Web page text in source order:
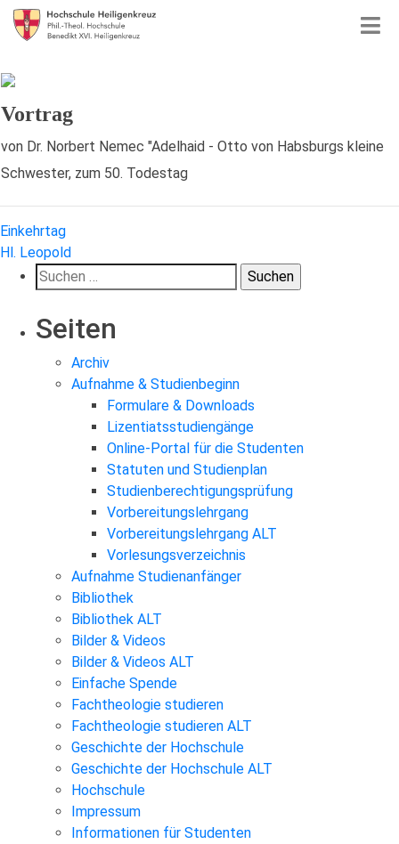
Vortrag
von Dr. Norbert Nemec "Adelhaid - Otto von Habsburgs kleine
Schwester, zum 50. Todestag
Beitragsnavigation
Einkehrtag
Hl. Leopold
Suchen
nach:
Seiten
Archiv
Aufnahme & Studienbeginn
Formulare & Downloads
Lizentiatsstudiengänge
Online-Portal für die Studenten
Statuten und Studienplan
Studienberechtigungsprüfung
Vorbereitungslehrgang
Vorbereitungslehrgang ALT
Vorlesungsverzeichnis
Aufnahme Studienanfänger
Bibliothek
Bibliothek ALT
Bilder & Videos
Bilder & Videos ALT
Einfache Spende
Fachtheologie studieren
Fachtheologie studieren ALT
Geschichte der Hochschule
Geschichte der Hochschule ALT
Hochschule
Impressum
Informationen für Studenten